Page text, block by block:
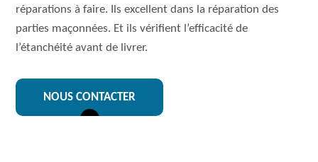
réparations à faire. Ils excellent dans la réparation des
parties maçonnées. Et ils vérifient l’efficacité de
l’étanchéité avant de livrer.
NOUS CONTACTER